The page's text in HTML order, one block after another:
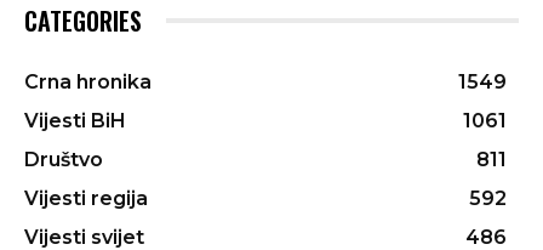
CATEGORIES
Crna hronika
1549
Vijesti BiH
1061
Društvo
811
Vijesti regija
592
Vijesti svijet
486